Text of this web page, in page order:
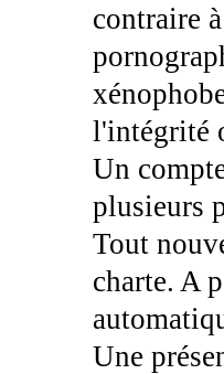
contraire
l'intégrité
Un
plusieurs
Tout
charte. A
Une